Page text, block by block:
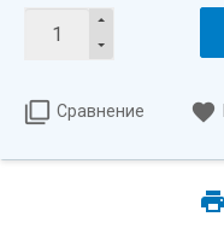
Сравнение